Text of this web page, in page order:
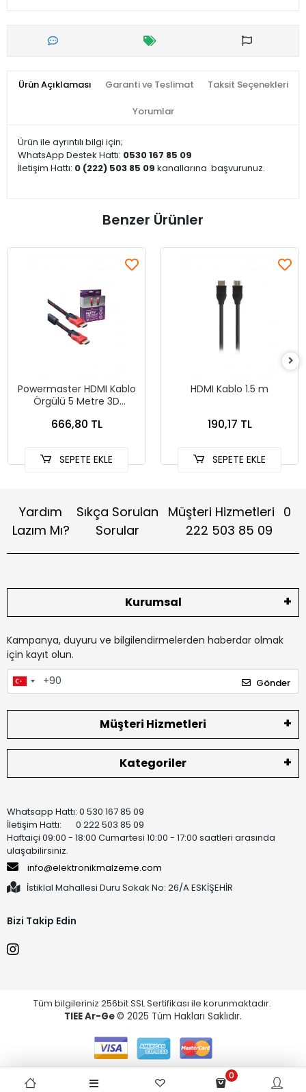
Ürün Açıklaması Garanti ve Teslimat Taksit Seçenekleri
Yorumlar
Ürün ile ayrıntılı bilgi için;
WhatsApp Destek Hattı: 0530 167 85 09
İletişim Hattı: 0 (222) 503 85 09 kanallarına başvurunuz.
Benzer Ürünler
Powermaster HDMI Kablo
Örgülü 5 Metre 3D
Sunar 1.4 Versiyon
666,80 TL
SEPETE EKLE
HDMI Kablo 1.5 m
190,17 TL
SEPETE EKLE
Yardım
Lazım Mı?
Sıkça Sorulan
Sorular
Müşteri Hizmetleri 0
222 503 85 09
Kurumsal
Kampanya, duyuru ve bilgilendirmelerden haberdar olmak
için kayıt olun.
Gönder
Müşteri Hizmetleri
Kategoriler
Whatsapp Hattı: 0 530 167 85 09
İletişim Hattı: 0 222 503 85 09
Haftaiçi 09:00 - 18:00 Cumartesi 10:00 - 17:00 saatleri arasında
ulaşabilirsiniz.
info@elektronikmalzeme.com
İstiklal Mahallesi Duru Sokak No: 26/A ESKİŞEHİR
Bizi Takip Edin
Tüm bilgileriniz 256bit SSL Sertifikası ile korunmaktadır.
TIEE Ar-Ge© 2025 Tüm Hakları Saklıdır.
0